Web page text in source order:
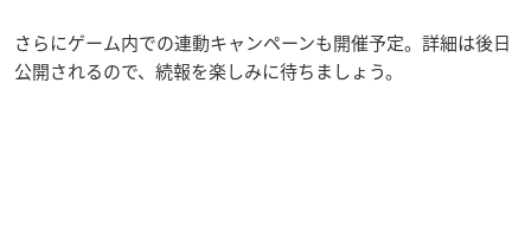
さらにゲーム内での連動キャンペーンも開催予定。詳細は後日
公開されるので、続報を楽しみに待ちましょう。